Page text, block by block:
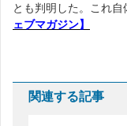
とも判明した。これ自
ェブマガジン】
関連する記事